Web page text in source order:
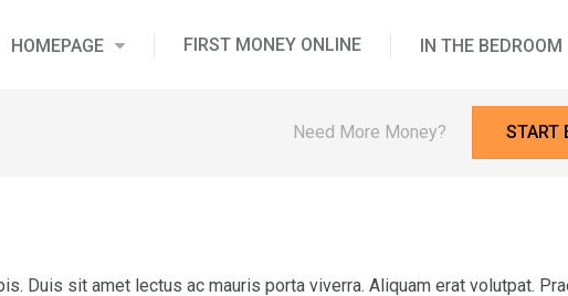
HOMEPAGE FIRST MONEY ONLINE IN THE BEDROOM
Need More Money? START
Duis sit amet lectus ac mauris porta viverra. Aliquam erat volutpat.